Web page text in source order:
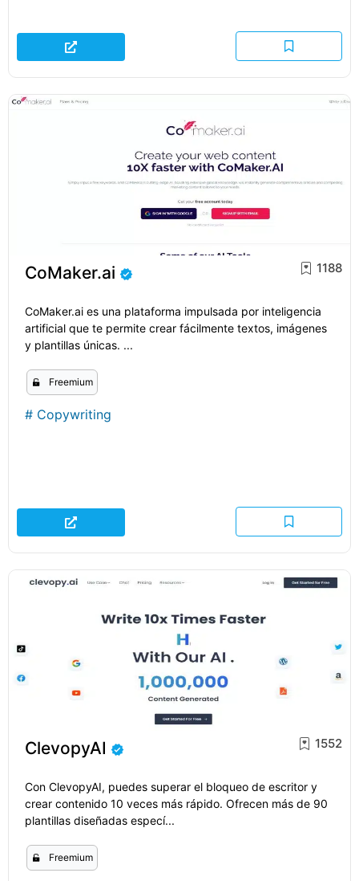
CoMaker.ai 1188
CoMaker.ai es una plataforma impulsada por inteligencia
artificial que te permite crear fácilmente textos, imágenes
y plantillas únicas. ...
Freemium
# Copywriting
ClevopyAI 1552
Con ClevopyAI, puedes superar el bloqueo de escritor y
crear contenido 10 veces más rápido. Ofrecen más de 90
plantillas diseñadas especí...
Freemium